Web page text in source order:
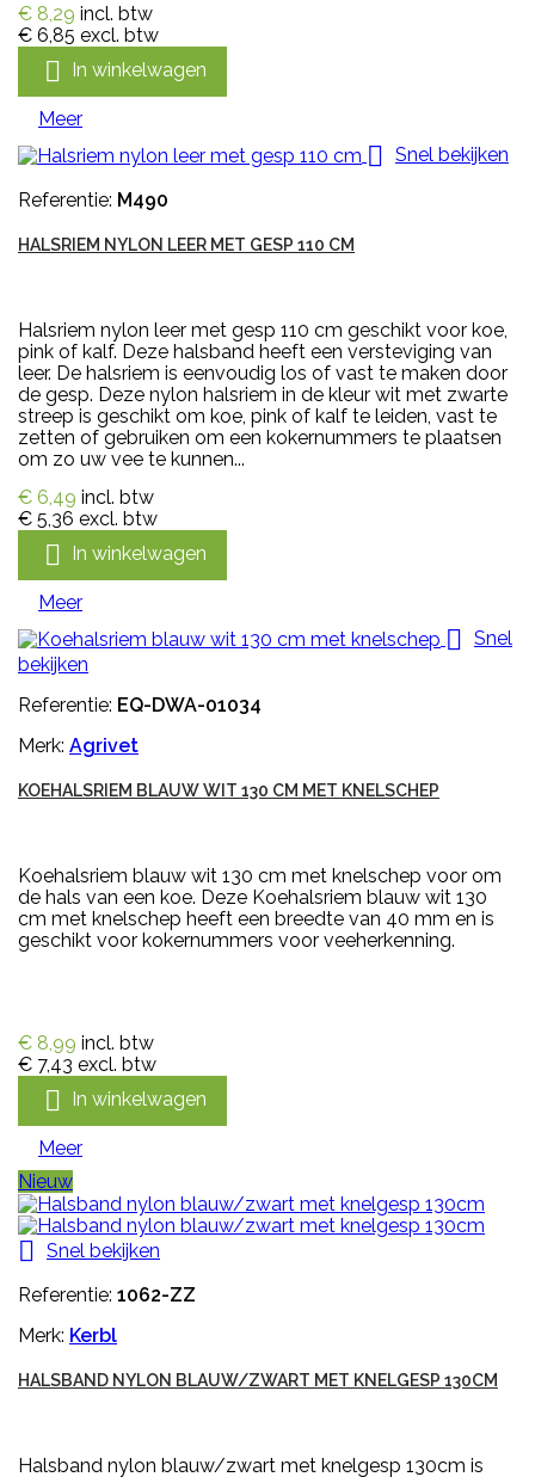
€ 8,29 incl. btw
€ 6,85 excl. btw
 In winkelwagen
Meer
 Snel bekijken
Referentie: M490
HALSRIEM NYLON LEER MET GESP 110 CM
Halsriem nylon leer met gesp 110 cm geschikt voor koe,
pink of kalf. Deze halsband heeft een versteviging van
leer. De halsriem is eenvoudig los of vast te maken door
de gesp. Deze nylon halsriem in de kleur wit met zwarte
streep is geschikt om koe, pink of kalf te leiden, vast te
zetten of gebruiken om een kokernummers te plaatsen
om zo uw vee te kunnen...
€ 6,49 incl. btw
€ 5,36 excl. btw
 In winkelwagen
Meer
 Snel
bekijken
Referentie: EQ-DWA-01034
Merk: Agrivet
KOEHALSRIEM BLAUW WIT 130 CM MET KNELSCHEP
Koehalsriem blauw wit 130 cm met knelschep voor om
de hals van een koe. Deze Koehalsriem blauw wit 130
cm met knelschep heeft een breedte van 40 mm en is
geschikt voor kokernummers voor veeherkenning.
€ 8,99 incl. btw
€ 7,43 excl. btw
 In winkelwagen
Meer
Nieuw

Snel bekijken
Referentie: 1062-ZZ
Merk: Kerbl
HALSBAND NYLON BLAUW/ZWART MET KNELGESP 130CM
Halsband nylon blauw/zwart met knelgesp 130cm is